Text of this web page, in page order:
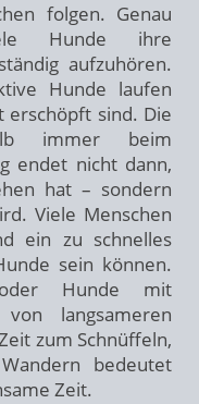
folgen. Genau
Hunde ihre
aufzuhören.
Hunde laufen
erschöpft sind. Die
immer beim
endet nicht dann,
hat – sondern
Viele Menschen
ein zu schnelles
sein können.
Hunde mit
langsameren
zum Schnüffeln,
bedeutet
Zeit.